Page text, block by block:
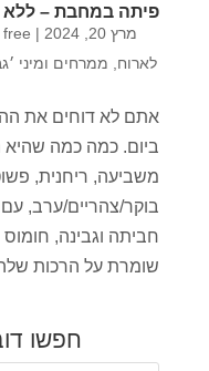
פיתה במחבת – ללא
מרץ 20, 2024 |
לארוח
ממרחים ומיני
אתם לא דוחים את
ביום. כמה כמה
משביעה, ריחנית,
בוקר/צהריים/ערב, עם
חביתה וגבינה, חומוס
שומרת על הרכות
חפשו